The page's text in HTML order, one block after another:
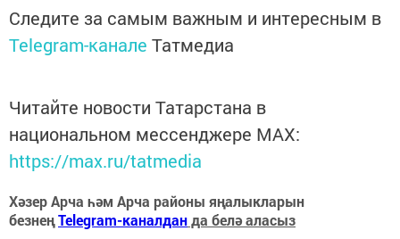
Следите за самым важным и интересным в
Telegram-канале Татмедиа
Читайте новости Татарстана в
национальном мессенджере MАХ:
https://max.ru/tatmedia
Хәзер Арча һәм Арча районы яңалыкларын
безнеңTelegram-каналданда белә аласыз